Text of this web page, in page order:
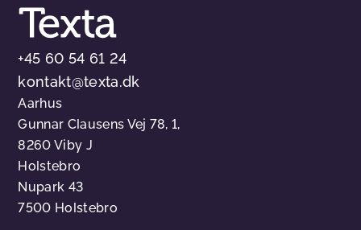
+45 60 54 61 24
kontakt@texta.dk
Aarhus
Gunnar Clausens Vej 78, 1,
8260 Viby J
Holstebro
Nupark 43
7500 Holstebro